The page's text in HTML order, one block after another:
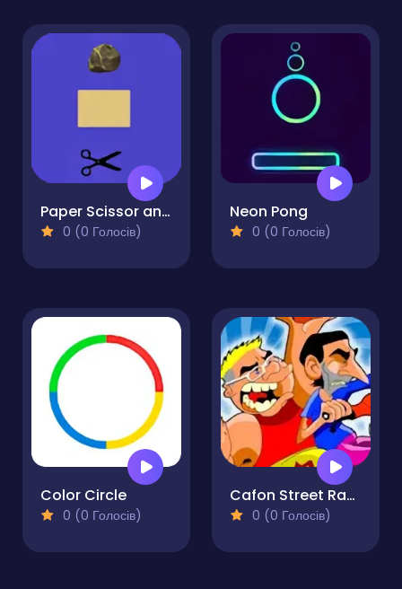
Paper Scissor and Stone
0 (0 Голосів)
Neon Pong
0 (0 Голосів)
Color Circle
0 (0 Голосів)
Cafon Street Racing
0 (0 Голосів)